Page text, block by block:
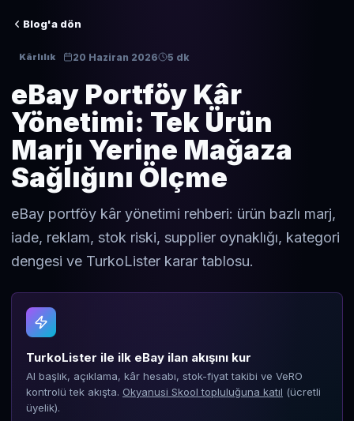
Blog'a dön
Kârlılık 20 Haziran 2026 5 dk
eBay Portföy Kâr
Yönetimi: Tek Ürün
Marjı Yerine Mağaza
Sağlığını Ölçme
eBay portföy kâr yönetimi rehberi: ürün bazlı marj,
iade, reklam, stok riski, supplier oynaklığı, kategori
dengesi ve TurkoLister karar tablosu.
TurkoLister ile ilk eBay ilan akışını kur
AI başlık, açıklama, kâr hesabı, stok-fiyat takibi ve VeRO
kontrolü tek akışta. Okyanusi Skool topluluğuna katıl (ücretli
üyelik).